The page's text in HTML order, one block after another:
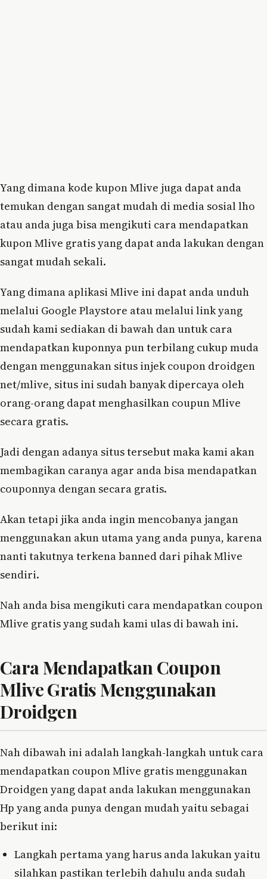
Yang dimana kode kupon Mlive juga dapat anda
temukan dengan sangat mudah di media sosial lho
atau anda juga bisa mengikuti cara mendapatkan
kupon Mlive gratis yang dapat anda lakukan dengan
sangat mudah sekali.
Yang dimana aplikasi Mlive ini dapat anda unduh
melalui Google Playstore atau melalui link yang
sudah kami sediakan di bawah dan untuk cara
mendapatkan kuponnya pun terbilang cukup muda
dengan menggunakan situs injek coupon droidgen
net/mlive, situs ini sudah banyak dipercaya oleh
orang-orang dapat menghasilkan coupun Mlive
secara gratis.
Jadi dengan adanya situs tersebut maka kami akan
membagikan caranya agar anda bisa mendapatkan
couponnya dengan secara gratis.
Akan tetapi jika anda ingin mencobanya jangan
menggunakan akun utama yang anda punya, karena
nanti takutnya terkena banned dari pihak Mlive
sendiri.
Nah anda bisa mengikuti cara mendapatkan coupon
Mlive gratis yang sudah kami ulas di bawah ini.
Cara Mendapatkan Coupon
Mlive Gratis Menggunakan
Droidgen
Nah dibawah ini adalah langkah-langkah untuk cara
mendapatkan coupon Mlive gratis menggunakan
Droidgen yang dapat anda lakukan menggunakan
Hp yang anda punya dengan mudah yaitu sebagai
berikut ini:
Langkah pertama yang harus anda lakukan yaitu
silahkan pastikan terlebih dahulu anda sudah